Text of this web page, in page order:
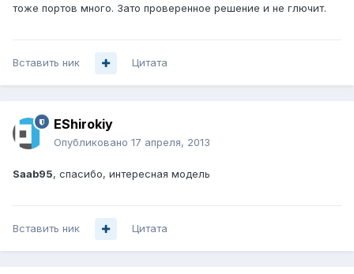
тоже портов много. Зато проверенное решение и не глючит.
Вставить ник Цитата
EShirokiy
Опубликовано 17 апреля, 2013
Saab95, спасибо, интересная модель
Вставить ник Цитата